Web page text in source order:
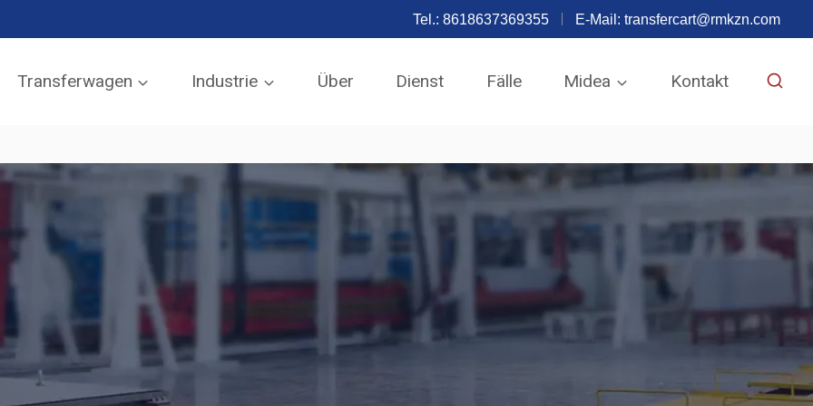
Tel.: 8618637369355 E-Mail: transfercart@rmkzn.com
Transferwagen Industrie Über Dienst Fälle Midea Kontakt